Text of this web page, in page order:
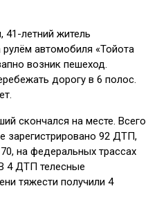
летний житель
автомобиля «Тойота
возник пешеход.
дорогу в 6 полос.
скончался на месте. Всего
зарегистрировано 92 ДТП,
на федеральных трассах
4 ДТП телесные
тяжести получили 4